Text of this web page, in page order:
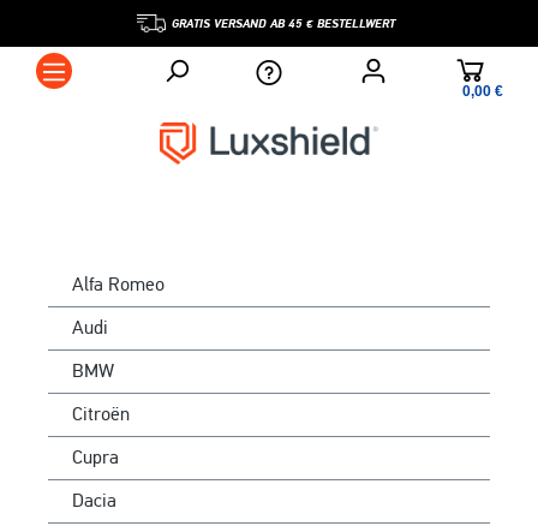
GRATIS VERSAND AB 45 € BESTELLWERT
0,00 €*
Alfa Romeo
Audi
BMW
Citroën
Cupra
Dacia